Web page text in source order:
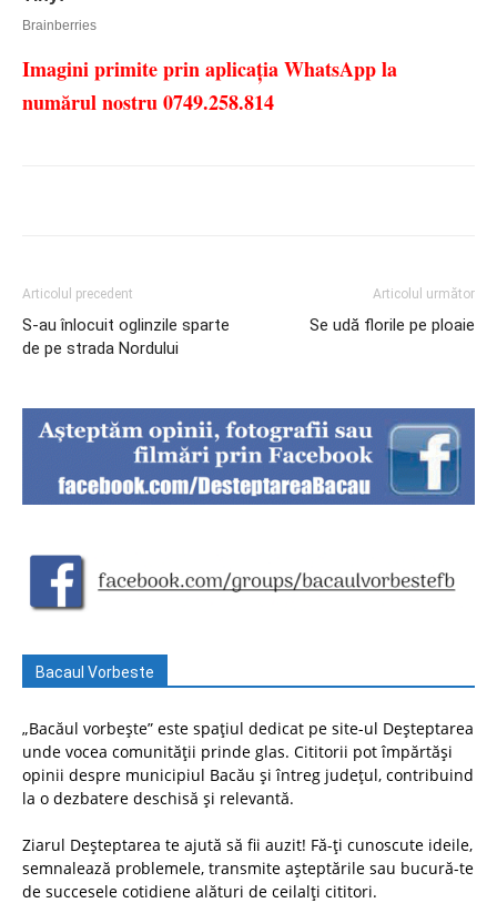
Imagini primite prin aplicația WhatsApp la
numărul nostru 0749.258.814
Articolul precedent
S-au înlocuit oglinzile sparte
de pe strada Nordului
Articolul următor
Se udă florile pe ploaie
Bacaul Vorbeste
„Bacăul vorbește” este spațiul dedicat pe site-ul Deșteptarea
unde vocea comunității prinde glas. Cititorii pot împărtăși
opinii despre municipiul Bacău și întreg județul, contribuind
la o dezbatere deschisă și relevantă.
Ziarul Deșteptarea te ajută să fii auzit! Fă-ți cunoscute ideile,
semnalează problemele, transmite așteptările sau bucură-te
de succesele cotidiene alături de ceilalți cititori.